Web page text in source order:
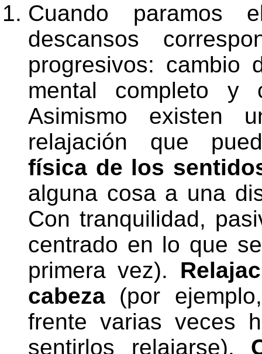
Cuando paramos
descansos
progresivos: cambio
mental completo y
Asimismo existen
relajación que
física de los
alguna cosa a una
Con tranquilidad,
centrado en lo que
primera vez).
cabeza (por
frente varias veces
sentirlos relajarse).